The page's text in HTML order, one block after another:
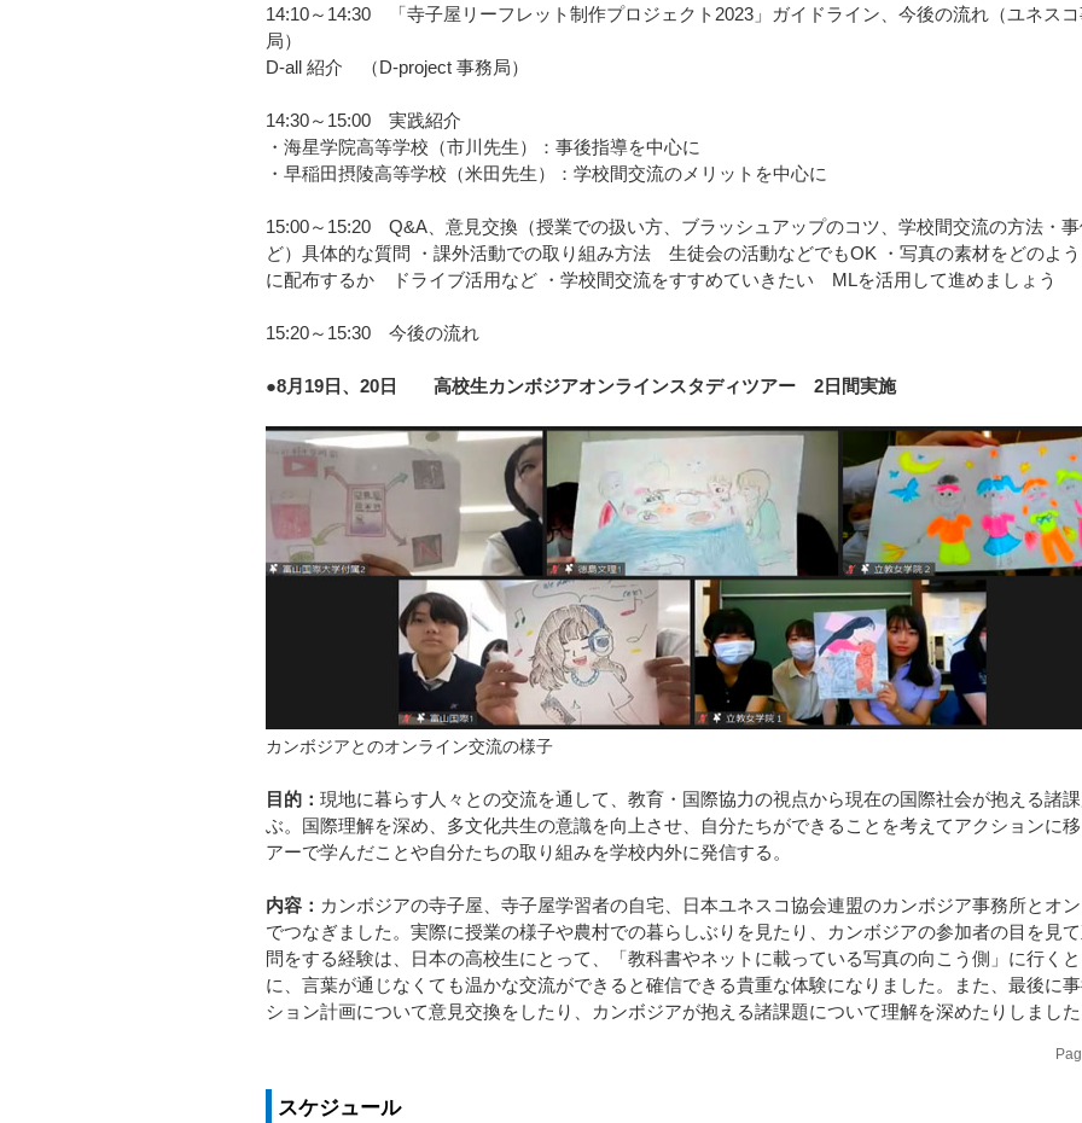
14:10～14:30 「寺子屋リーフレット制作プロジェクト2023」ガイドライン、今後の流れ（ユネス
局）
D-all 紹介 （D-project 事務局）
14:30～15:00 実践紹介
・海星学院高等学校（市川先生）：事後指導を中心に
・早稲田摂陵高等学校（米田先生）：学校間交流のメリットを中心に
15:00～15:20 Q&A、意見交換（授業での扱い方、ブラッシュアップのコツ、学校間交流の方法・
ど）具体的な質問 ・課外活動での取り組み方法 生徒会の活動などでもOK ・写真の素材をどのよ
に配布するか ドライブ活用など ・学校間交流をすすめていきたい MLを活用して進めましょう
15:20～15:30 今後の流れ
●8月19日、20日 高校生カンボジアオンラインスタディツアー 2日間実施
カンボジアとのオンライン交流の様子
目的： 現地に暮らす人々との交流を通して、教育・国際協力の視点から現在の国際社会が抱える諸
ぶ。国際理解を深め、多文化共生の意識を向上させ、自分たちができることを考えてアクションに
アーで学んだことや自分たちの取り組みを学校内外に発信する。
内容： カンボジアの寺子屋、寺子屋学習者の自宅、日本ユネスコ協会連盟のカンボジア事務所とオ
でつなぎました。実際に授業の様子や農村での暮らしぶりを見たり、カンボジアの参加者の目を見
問をする経験は、日本の高校生にとって、「教科書やネットに載っている写真の向こう側」に行く
に、言葉が通じなくても温かな交流ができると確信できる貴重な体験になりました。また、最後に
ション計画について意見交換をしたり、カンボジアが抱える諸課題について理解を深めたりしまし
スケジュール